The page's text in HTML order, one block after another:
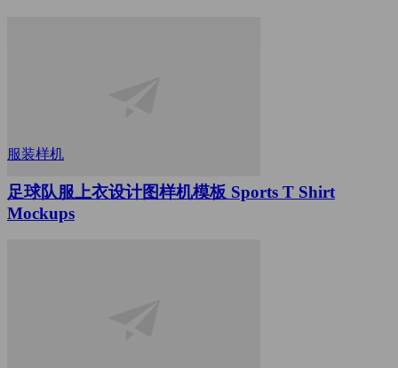
服装样机
足球队服上衣设计图样机模板 Sports T Shirt
Mockups